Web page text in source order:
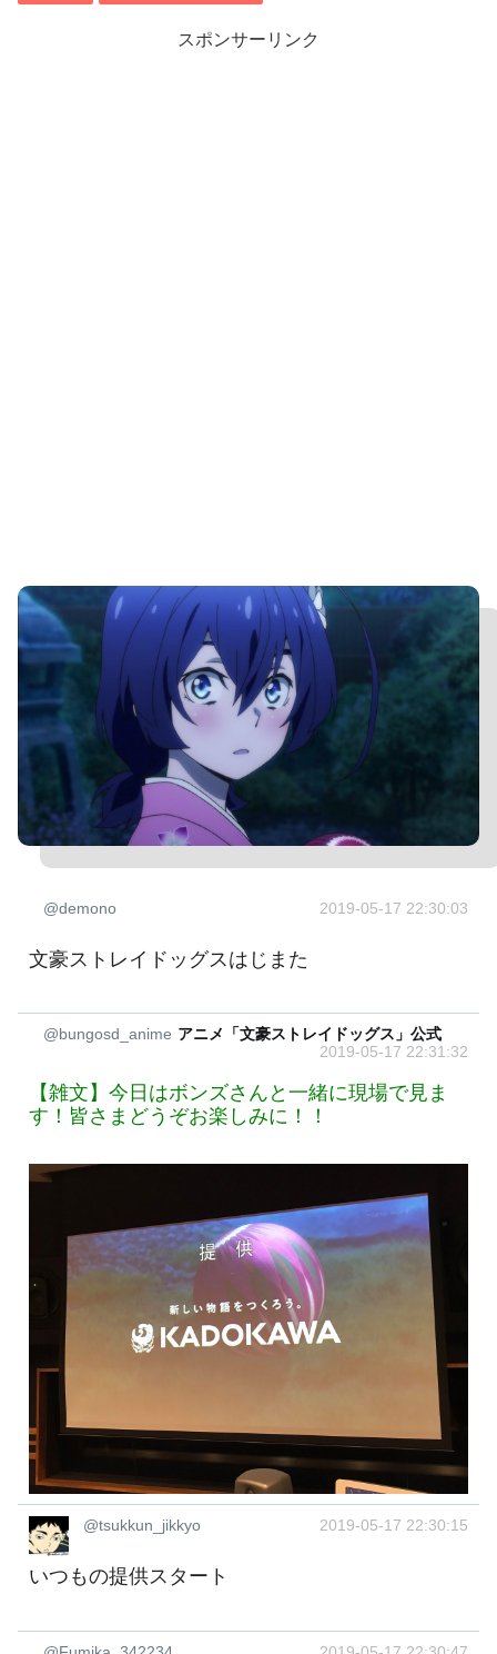
スポンサーリンク
@demono 2019-05-17 22:30:03
文豪ストレイドッグスはじまた
@bungosd_anime アニメ「文豪ストレイドッグス」公式
2019-05-17 22:31:32
【雑文】今日はボンズさんと一緒に現場で見ま
す！皆さまどうぞお楽しみに！！
@tsukkun_jikkyo 2019-05-17 22:30:15
いつもの提供スタート